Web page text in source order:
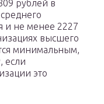
рублей в
и не менее 2227
высшего
минимальным,
если
это